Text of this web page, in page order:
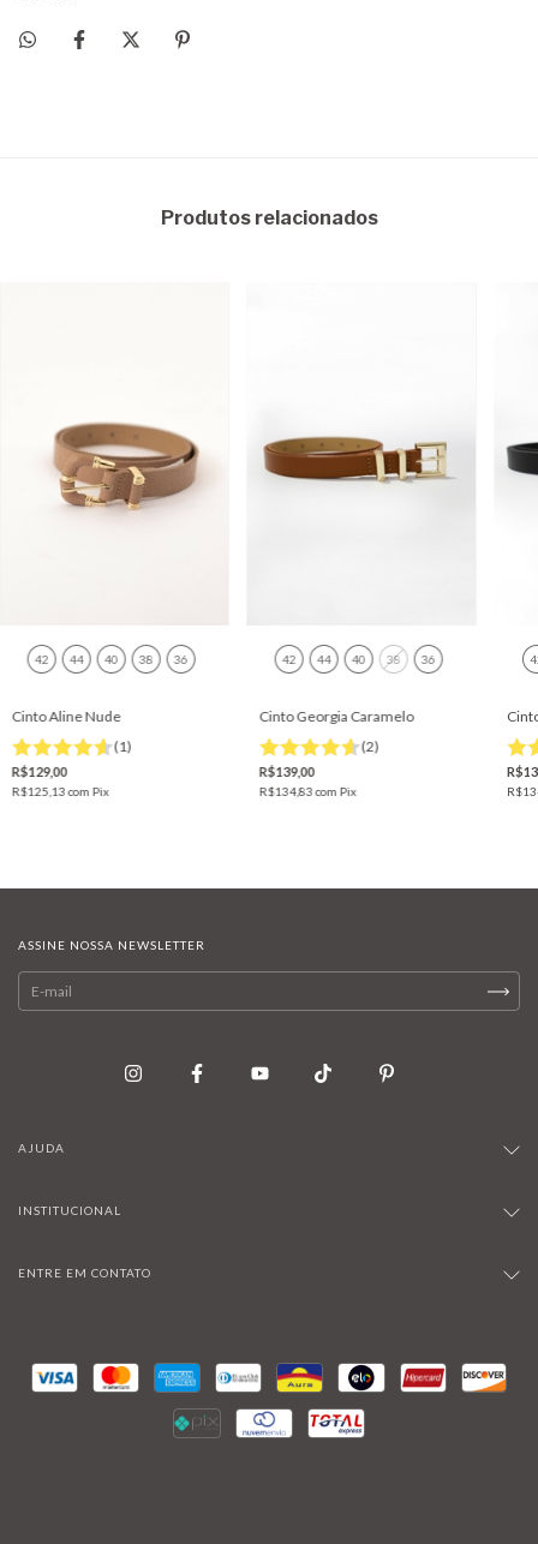
Produtos relacionados
42 44 40 38 36
Cinto Aline Nude
(1)
R$129,00
R$125,13com Pix
42 44 40 38 36
Cinto Georgia Caramelo
(2)
R$139,00
R$134,83com Pix
ASSINE NOSSA NEWSLETTER
AJUDA
INSTITUCIONAL
ENTRE EM CONTATO